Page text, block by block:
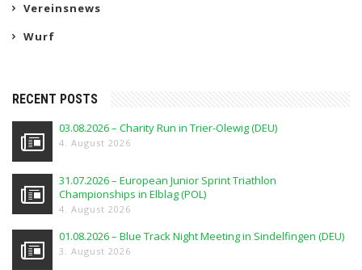
Vereinsnews
Wurf
RECENT POSTS
03.08.2026 – Charity Run in Trier-Olewig (DEU)
4. August 2026
31.07.2026 – European Junior Sprint Triathlon
Championships in Elblag (POL)
4. August 2026
01.08.2026 – Blue Track Night Meeting in Sindelfingen (DEU)
3. August 2026